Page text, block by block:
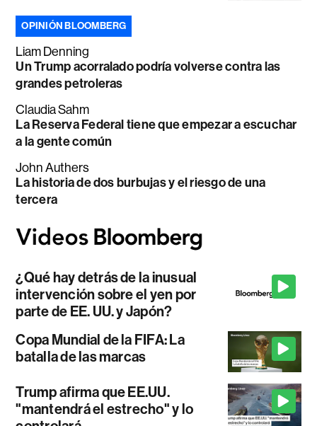
OPINIÓN BLOOMBERG
Liam Denning
Un Trump acorralado podría volverse contra las
grandes petroleras
Claudia Sahm
La Reserva Federal tiene que empezar a escuchar
a la gente común
John Authers
La historia de dos burbujas y el riesgo de una
tercera
¿Qué hay detrás de la inusual
intervención sobre el yen por
parte de EE. UU. y Japón?
Copa Mundial de la FIFA: La
batalla de las marcas
Trump afirma que EE.UU.
"mantendrá el estrecho" y lo